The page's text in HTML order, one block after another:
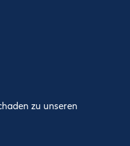
zu unseren